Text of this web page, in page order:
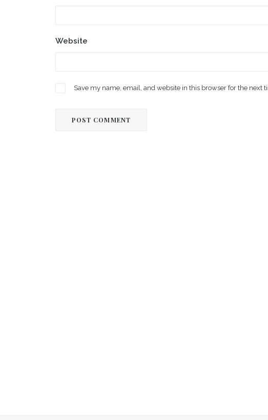
Website
Save my name, email, and website in this browser for the next